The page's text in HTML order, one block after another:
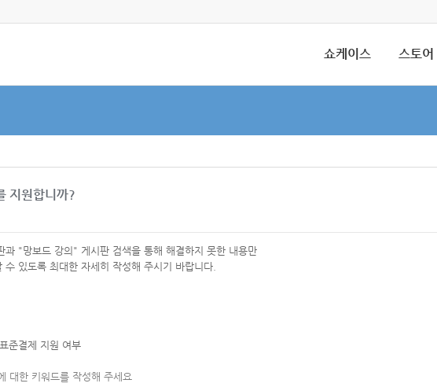
쇼케이스 스토어
지원합니까?
"망보드 강의" 게시판 검색을 통해 해결하지 못한 내용만
수 있도록 최대한 자세히 작성해 주시기 바랍니다.
준결제 지원 여부
대한 키워드를 작성해 주세요